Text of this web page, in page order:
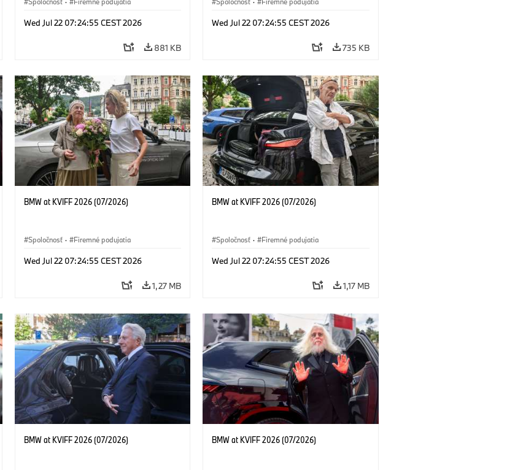
Wed Jul 22 07:24:55 CEST 2026
881 KB
Wed Jul 22 07:24:55 CEST 2026
735 KB
BMW at KVIFF 2026 (07/2026)
Spoločnosť · Firemné podujatia
Wed Jul 22 07:24:55 CEST 2026
1,27 MB
BMW at KVIFF 2026 (07/2026)
Spoločnosť · Firemné podujatia
Wed Jul 22 07:24:55 CEST 2026
1,17 MB
BMW at KVIFF 2026 (07/2026) BMW at KVIFF 2026 (07/2026)